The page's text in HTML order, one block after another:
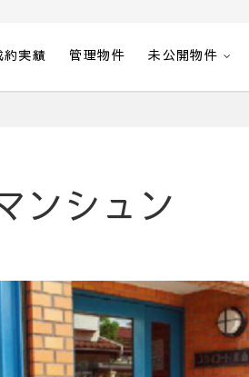
約実績 管理物件 未公開物件
ンシュン